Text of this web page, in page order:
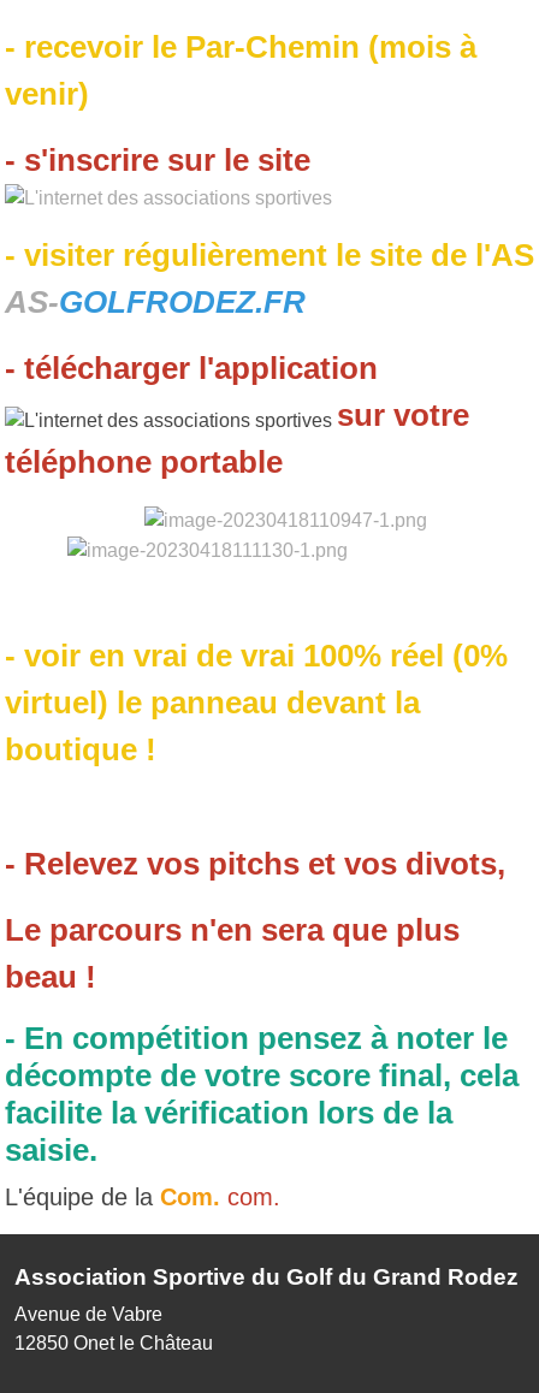
- recevoir le Par-Chemin (mois à
venir)
- s'inscrire sur le site
- visiter régulièrement le site de l'AS
AS-GOLFRODEZ.FR
- télécharger l'application
sur votre
téléphone portable
- voir en vrai de vrai 100% réel (0%
virtuel) le panneau devant la
boutique !
- Relevez vos pitchs et vos divots,
Le parcours n'en sera que plus
beau !
- En compétition pensez à noter le
décompte de votre score final, cela
facilite la vérification lors de la
saisie.
L'équipe de la Com. com.
Association Sportive du Golf du Grand Rodez
Avenue de Vabre
12850 Onet le Château